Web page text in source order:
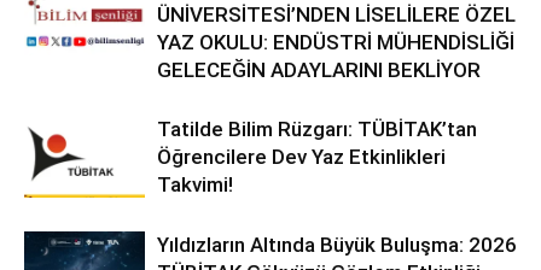
ÜNİVERSİTESİ’NDEN LİSELİLERE ÖZEL
YAZ OKULU: ENDÜSTRİ MÜHENDİSLİĞİ
GELECEĞİN ADAYLARINI BEKLİYOR
Tatilde Bilim Rüzgarı: TÜBİTAK’tan
Öğrencilere Dev Yaz Etkinlikleri
Takvimi!
Yıldızların Altında Büyük Buluşma: 2026